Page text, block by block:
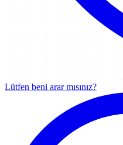
Lütfen beni arar mısınız?